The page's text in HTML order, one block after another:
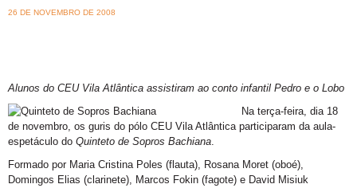
26 DE NOVEMBRO DE 2008
Alunos do CEU Vila Atlântica assistiram ao conto infantil Pedro e o Lobo
Na terça-feira, dia 18
de novembro, os guris do pólo CEU Vila Atlântica participaram da aula-
espetáculo do Quinteto de Sopros Bachiana.
Formado por Maria Cristina Poles (flauta), Rosana Moret (oboé),
Domingos Elias (clarinete), Marcos Fokin (fagote) e David Misiuk